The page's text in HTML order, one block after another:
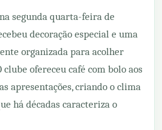
segunda quarta-feira de
decoração especial e uma
organizada para acolher
ofereceu café com bolo aos
apresentações, criando o clima
há décadas caracteriza o